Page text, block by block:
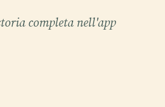
completa nell'app